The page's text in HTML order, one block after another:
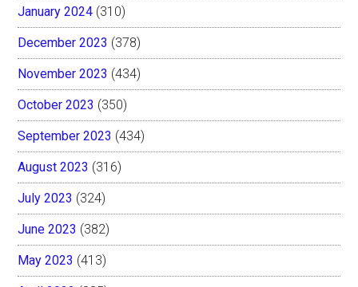
January 2024 (310)
December 2023 (378)
November 2023 (434)
October 2023 (350)
September 2023 (434)
August 2023 (316)
July 2023 (324)
June 2023 (382)
May 2023 (413)